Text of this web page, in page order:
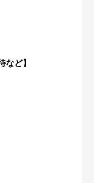
など】